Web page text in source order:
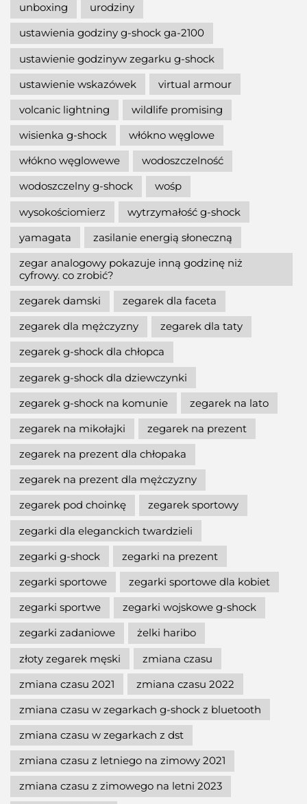
unboxing
urodziny
ustawienia godziny g-shock ga-2100
ustawienie godzinyw zegarku g-shock
ustawienie wskazówek
virtual armour
volcanic lightning
wildlife promising
wisienka g-shock
włókno węglowe
włókno węglowewe
wodoszczelność
wodoszczelny g-shock
wośp
wysokościomierz
wytrzymałość g-shock
yamagata
zasilanie energią słoneczną
zegar analogowy pokazuje inną godzinę niż
cyfrowy. co zrobić?
zegarek damski
zegarek dla faceta
zegarek dla mężczyzny
zegarek dla taty
zegarek g-shock dla chłopca
zegarek g-shock dla dziewczynki
zegarek g-shock na komunie
zegarek na lato
zegarek na mikołajki
zegarek na prezent
zegarek na prezent dla chłopaka
zegarek na prezent dla mężczyzny
zegarek pod choinkę
zegarek sportowy
zegarki dla eleganckich twardzieli
zegarki g-shock
zegarki na prezent
zegarki sportowe
zegarki sportowe dla kobiet
zegarki sportwe
zegarki wojskowe g-shock
zegarki zadaniowe
żelki haribo
złoty zegarek męski
zmiana czasu
zmiana czasu 2021
zmiana czasu 2022
zmiana czasu w zegarkach g-shock z bluetooth
zmiana czasu w zegarkach z dst
zmiana czasu z letniego na zimowy 2021
zmiana czasu z zimowego na letni 2023